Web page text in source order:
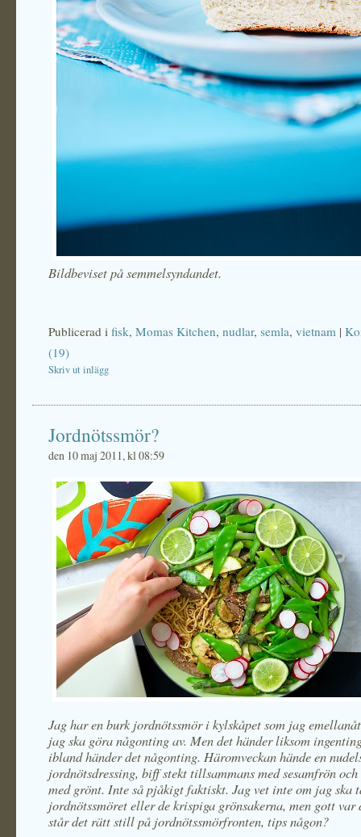
Bildbeviset på semmelsyndandet.
Publicerad i fisk, Momas Kitchen, nudlar, semla, vietnam |
(19)
Skriv ut inlägg
Jordnötssmör?
den 10 maj 2011, kl 08:59
Jag har en burk jordnötssmör i kylskåpet som jag
jag ska göra någonting av. Men det händer liksom
ibland händer det någonting. Häromveckan hände en
jordnötsdressing, biff stekt tillsammans med sesamfrön
med grönt. Inte så pjåkigt faktiskt. Jag vet inte om jag ska
jordnötssmöret eller de krispiga grönsakerna, men gott
står det rätt still på jordnötssmörfronten, tips någon?